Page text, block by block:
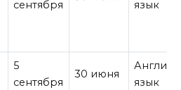
сентября
язык
5
сентября
30 июня
язык